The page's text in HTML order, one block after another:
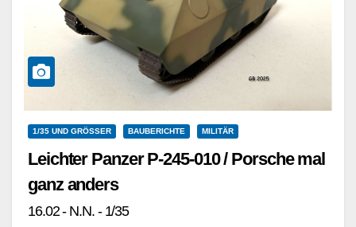
1/35 UND GRÖSSER BAUBERICHTE MILITÄR
Leichter Panzer P-245-010 / Porsche mal
ganz anders
16.02 - N.N. - 1/35